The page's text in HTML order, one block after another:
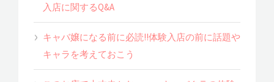
入店に関するQ&A
キャバ嬢になる前に必読!!体験入店の前に話題や
キャラを考えておこう